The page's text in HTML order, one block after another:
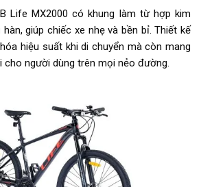
SHIMANO Tourney TY-300
SHIMANO Tourney TY-300
Líp vặn ATA
MAYA
Life MX2000 có khung làm từ hợp kim
giúp chiếc xe nhẹ và bền bỉ. Thiết kế
hiệu suất khi di chuyển mà còn mang
cho người dùng trên mọi nẻo đường.